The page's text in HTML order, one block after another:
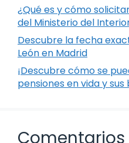
¿Qué es y cómo
del Ministerio del
Descubre la fecha
León en Madrid
¡Descubre cómo se
pensiones en vida y sus